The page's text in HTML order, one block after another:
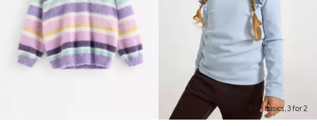
Barn basics, 3 for 2